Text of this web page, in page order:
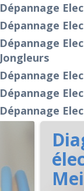
Dépannage
Dépannage
Dépannage
Jongleurs
Dépannage
Dépannage
Dépannage